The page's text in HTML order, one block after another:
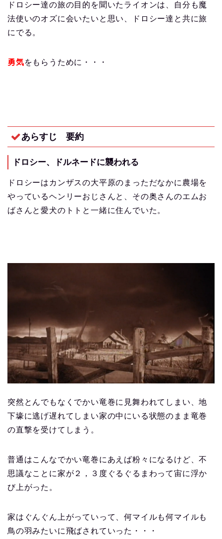
ドロシー達の旅の目的を聞いたライオンは、自分も魔
法使いのオズに会いたいと思い、ドロシー達と共に旅
にでる。
勇気をもらうために・・・
あらすじ 要約
ドロシー、ドルネードに襲われる
ドロシーはカンザスの大平原のまっただなかに農場を
やっているヘンリーおじさんと、その奥さんのエムお
ばさんと愛犬のトトと一緒に住んでいた。
突然とんでもなくでかい竜巻に見舞われてしまい、地
下壕に逃げ遅れてしまい家の中にいる状態のまま竜巻
の直撃を受けてしまう。
普通はこんなでかい竜巻にあえば粉々になるけど、不
思議なことに家が２，３度ぐるぐるまわって宙に浮か
び上がった。
家はぐんぐん上がっていって、何マイルも何マイルも
鳥の羽みたいに飛ばされていった・・・